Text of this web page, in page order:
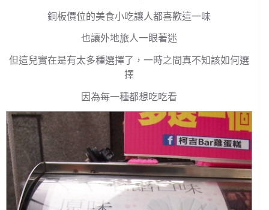
銅板價位的美食小吃讓人都喜歡這一味
也讓外地旅人一眼著迷
但這兒實在是有太多種選擇了，一時之間真不知該如何選
擇
因為每一種都想吃吃看